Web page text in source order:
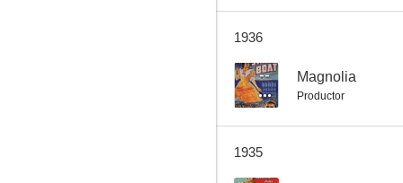
1936
-- Magnolia
Productor
1935